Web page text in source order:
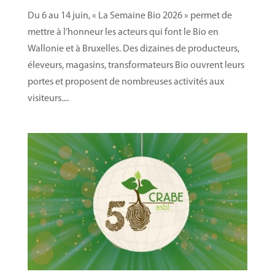
Du 6 au 14 juin, « La Semaine Bio 2026 » permet de
mettre à l’honneur les acteurs qui font le Bio en
Wallonie et à Bruxelles. Des dizaines de producteurs,
éleveurs, magasins, transformateurs Bio ouvrent leurs
portes et proposent de nombreuses activités aux
visiteurs....